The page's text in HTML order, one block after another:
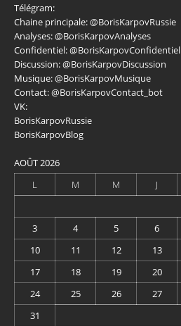
Télégram:
Chaine principale:@BorisKarpovRussie
Analyses:@BorisKarpovAnalyses
Confidentiel:@BorisKarpovConfidentiel
Discussion:@BorisKarpovDiscussion
Musique:@BorisKarpovMusique
Contact:@BorisKarpovContact_bot
VK:
BorisKarpovRussie
BorisKarpovBlog
AOÛT 2026
L
M M J
3
4 5 6
10
11 12 13
17
18 19 20
24
25 26 27
31